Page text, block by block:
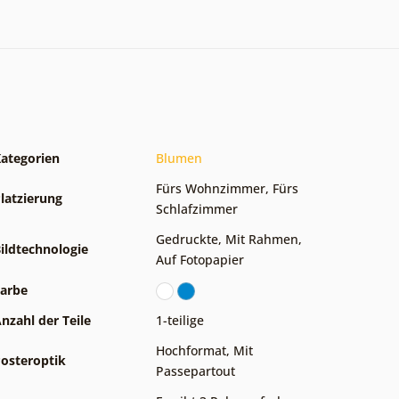
Blumen
Fürs Wohnzimmer, Fürs
Schlafzimmer
Gedruckte, Mit Rahmen,
Auf Fotopapier
der Teile
1-teilige
Hochformat, Mit
Passepartout